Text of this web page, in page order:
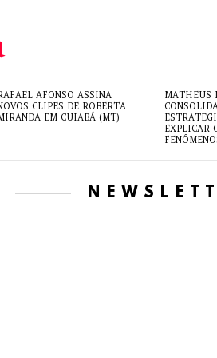
AFONSO ASSINA
CLIPES DE ROBERTA
EM CUIABÁ (MT)
MATHEUS
EXPLICAR